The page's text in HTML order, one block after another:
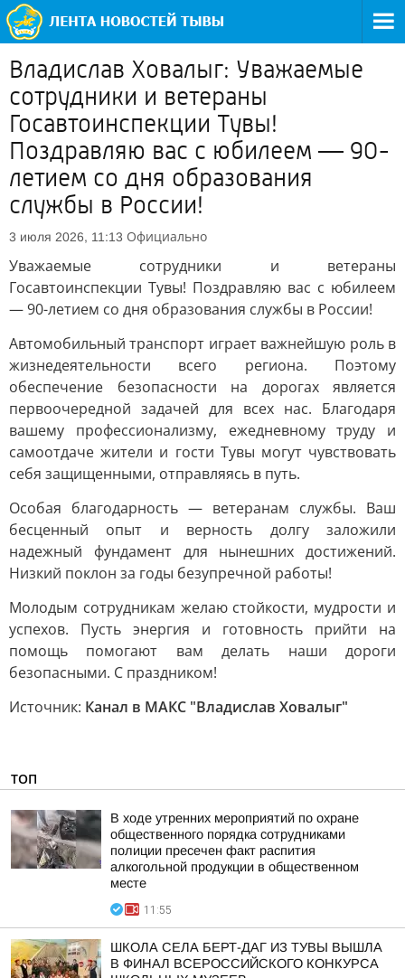
Владислав Ховалыг: Уважаемые
сотрудники и ветераны
Госавтоинспекции Тувы!
Поздравляю вас с юбилеем — 90-
летием со дня образования
службы в России!
3 июля 2026, 11:13 Официально
Уважаемые сотрудники и ветераны
Госавтоинспекции Тувы! Поздравляю вас с юбилеем
— 90-летием со дня образования службы в России!
Автомобильный транспорт играет важнейшую роль в
жизнедеятельности всего региона. Поэтому
обеспечение безопасности на дорогах является
первоочередной задачей для всех нас. Благодаря
вашему профессионализму, ежедневному труду и
самоотдаче жители и гости Тувы могут чувствовать
себя защищенными, отправляясь в путь.
Особая благодарность — ветеранам службы. Ваш
бесценный опыт и верность долгу заложили
надежный фундамент для нынешних достижений.
Низкий поклон за годы безупречной работы!
Молодым сотрудникам желаю стойкости, мудрости и
успехов. Пусть энергия и готовность прийти на
помощь помогают вам делать наши дороги
безопасными. С праздником!
Источник: Канал в МАКС "Владислав Ховалыг"
ТОП
В ходе утренних мероприятий по охране
общественного порядка сотрудниками
полиции пресечен факт распития
алкогольной продукции в общественном
месте
11:55
ШКОЛА СЕЛА БЕРТ-ДАГ ИЗ ТУВЫ ВЫШЛА
В ФИНАЛ ВСЕРОССИЙСКОГО КОНКУРСА